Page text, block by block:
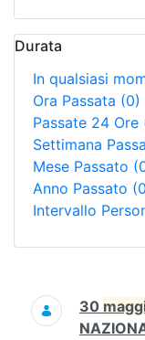
Durata
In qualsiasi
Ora Passata (0)
Passate 24 Ore
Settimana
Mese Passato
Anno Passato
Intervallo
Ricerca
30